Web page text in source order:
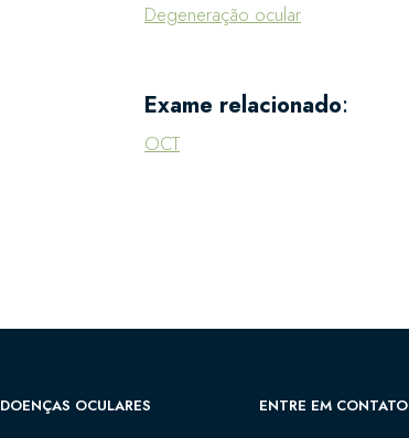
Degeneração ocular
Exame relacionado:
OCT
DOENÇAS OCULARES ENTRE EM CONTATO